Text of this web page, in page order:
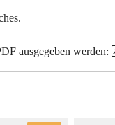
ausgegeben werden: